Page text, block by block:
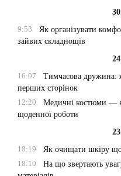
9:53
Як організувати
зайвих складнощів
16:07
Тимчасова дружина:
перших сторінок
12:20
Медичні костюми —
щоденної роботи
18:19
Як очищати шкіру
18:10
На що звертають